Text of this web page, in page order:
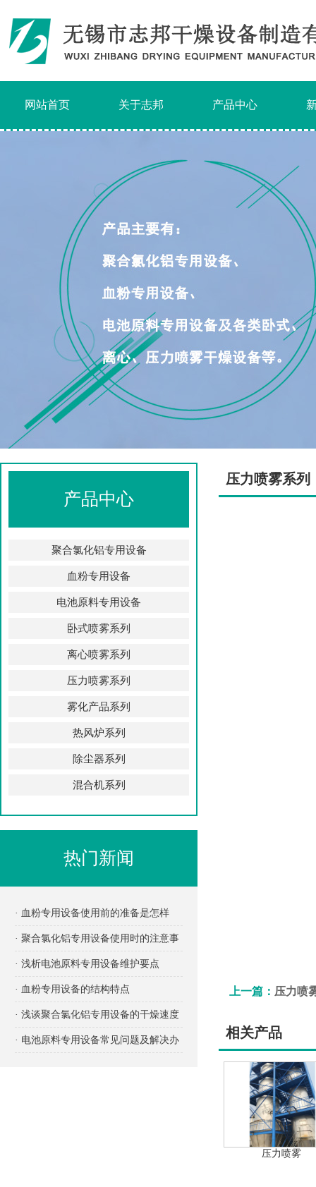
网站首页 关于志邦 产品中心
产品中心
聚合氯化铝专用设备
血粉专用设备
电池原料专用设备
卧式喷雾系列
离心喷雾系列
压力喷雾系列
雾化产品系列
热风炉系列
除尘器系列
混合机系列
热门新闻
· 血粉专用设备使用前的准备是怎样
的？
· 聚合氯化铝专用设备使用时的注意事
项有哪些？
· 浅析电池原料专用设备维护要点
· 血粉专用设备的结构特点
· 浅谈聚合氯化铝专用设备的干燥速度
· 电池原料专用设备常见问题及解决办
压力喷雾系列
上一篇： 压力喷
相关产品
压力喷雾